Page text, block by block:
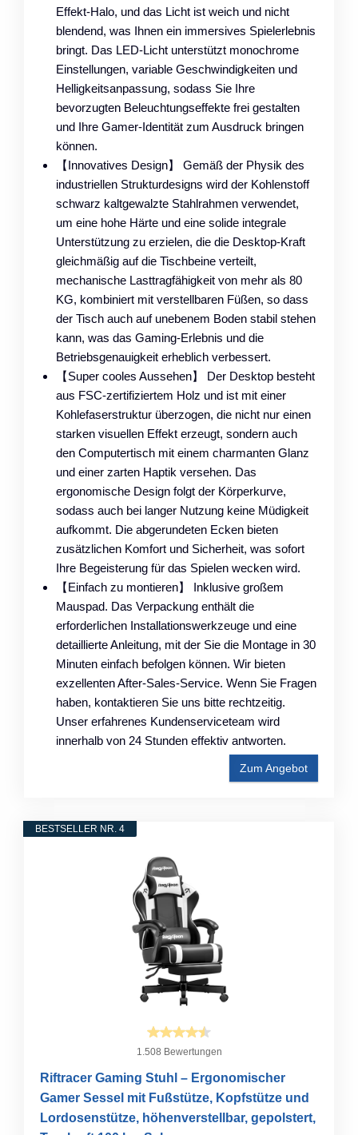
Effekt-Halo, und das Licht ist weich und nicht
blendend, was Ihnen ein immersives Spielerlebnis
bringt. Das LED-Licht unterstützt monochrome
Einstellungen, variable Geschwindigkeiten und
Helligkeitsanpassung, sodass Sie Ihre
bevorzugten Beleuchtungseffekte frei gestalten
und Ihre Gamer-Identität zum Ausdruck bringen
können.
【Innovatives Design】 Gemäß der Physik des
industriellen Strukturdesigns wird der Kohlenstoff
schwarz kaltgewalzte Stahlrahmen verwendet,
um eine hohe Härte und eine solide integrale
Unterstützung zu erzielen, die die Desktop-Kraft
gleichmäßig auf die Tischbeine verteilt,
mechanische Lasttragfähigkeit von mehr als 80
KG, kombiniert mit verstellbaren Füßen, so dass
der Tisch auch auf unebenem Boden stabil stehen
kann, was das Gaming-Erlebnis und die
Betriebsgenauigkeit erheblich verbessert.
【Super cooles Aussehen】 Der Desktop besteht
aus FSC-zertifiziertem Holz und ist mit einer
Kohlefaserstruktur überzogen, die nicht nur einen
starken visuellen Effekt erzeugt, sondern auch
den Computertisch mit einem charmanten Glanz
und einer zarten Haptik versehen. Das
ergonomische Design folgt der Körperkurve,
sodass auch bei langer Nutzung keine Müdigkeit
aufkommt. Die abgerundeten Ecken bieten
zusätzlichen Komfort und Sicherheit, was sofort
Ihre Begeisterung für das Spielen wecken wird.
【Einfach zu montieren】 Inklusive großem
Mauspad. Das Verpackung enthält die
erforderlichen Installationswerkzeuge und eine
detaillierte Anleitung, mit der Sie die Montage in 30
Minuten einfach befolgen können. Wir bieten
exzellenten After-Sales-Service. Wenn Sie Fragen
haben, kontaktieren Sie uns bitte rechtzeitig.
Unser erfahrenes Kundenserviceteam wird
innerhalb von 24 Stunden effektiv antworten.
Zum Angebot
BESTSELLER NR. 4
1.508 Bewertungen
Riftracer Gaming Stuhl – Ergonomischer
Gamer Sessel mit Fußstütze, Kopfstütze und
Lordosenstütze, höhenverstellbar, gepolstert,